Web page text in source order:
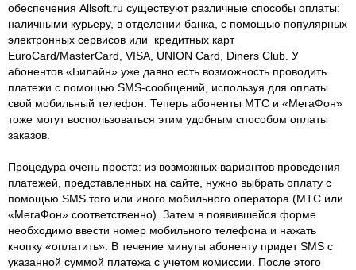
обеспечения Allsoft.ru существуют различные способы оплаты:
наличными курьеру, в отделении банка, с помощью популярных
электронных сервисов или кредитных карт
EuroCard/MasterCard, VISA, UNION Card, Diners Club. У
абонентов «Билайн» уже давно есть возможность проводить
платежи с помощью SMS-сообщений, используя для оплаты
свой мобильный телефон. Теперь абоненты МТС и «МегаФон»
тоже могут воспользоваться этим удобным способом оплаты
заказов.
Процедура очень проста: из возможных вариантов проведения
платежей, представленных на сайте, нужно выбрать оплату с
помощью SMS того или иного мобильного оператора (МТС или
«МегаФон» соответственно). Затем в появившейся форме
необходимо ввести номер мобильного телефона и нажать
кнопку «оплатить». В течение минуты абоненту придет SMS с
указанной суммой платежа с учетом комиссии. После этого